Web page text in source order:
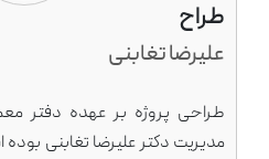
طراح
علیرضا تغابنی
مدیریت دکتر علیرضا تغابنی